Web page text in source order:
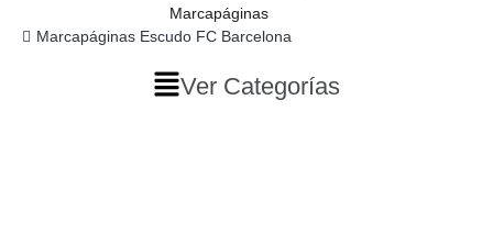
Marcapáginas
Marcapáginas Escudo FC Barcelona
Ver Categorías